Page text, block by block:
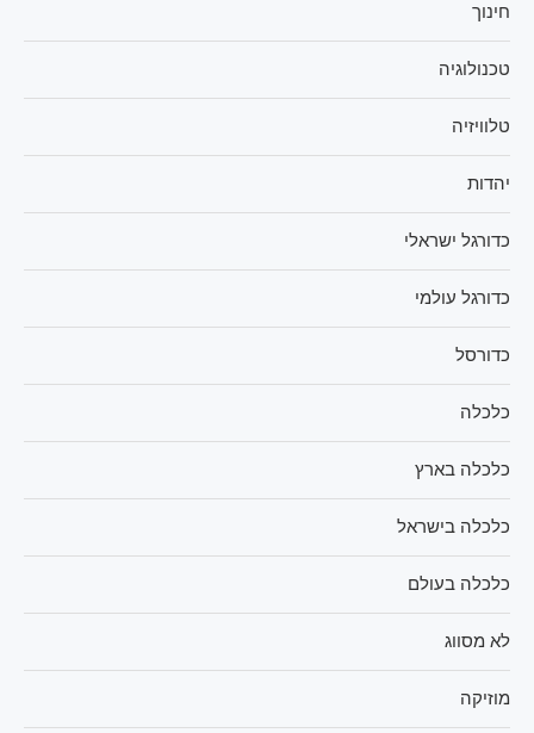
חינוך
טכנולוגיה
טלוויזיה
יהדות
כדורגל ישראלי
כדורגל עולמי
כדורסל
כלכלה
כלכלה בארץ
כלכלה בישראל
כלכלה בעולם
לא מסווג
מוזיקה